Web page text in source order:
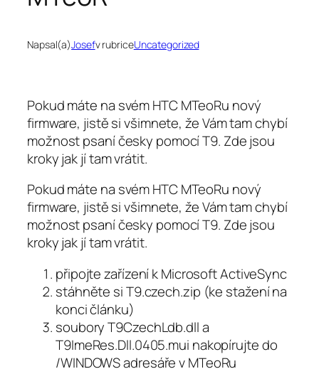
Napsal(a)Josefv rubriceUncategorized
Pokud máte na svém HTC MTeoRu nový
firmware, jistě si všimnete, že Vám tam chybí
možnost psaní česky pomocí T9. Zde jsou
kroky jak jí tam vrátit.
Pokud máte na svém HTC MTeoRu nový
firmware, jistě si všimnete, že Vám tam chybí
možnost psaní česky pomocí T9. Zde jsou
kroky jak jí tam vrátit.
připojte zařízení k Microsoft ActiveSync
stáhněte siT9.czech.zip (ke stažení na
konci článku)
souboryT9CzechLdb.dlla
T9ImeRes.Dll.0405.mui nakopírujte do
/WINDOWS adresáře v MTeoRu